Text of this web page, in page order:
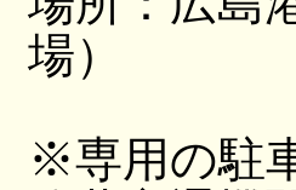
場）
※専用の駐